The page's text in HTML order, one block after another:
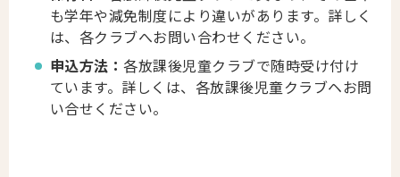
も学年や減免制度により違いがあります。詳しく
は、各クラブへお問い合わせください。
申込方法：各放課後児童クラブで随時受け付け
ています。詳しくは、各放課後児童クラブヘお問
い合せください。